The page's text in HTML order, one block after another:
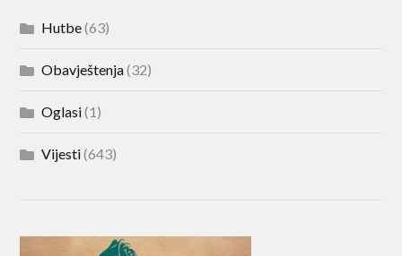
Hutbe(63)
Obavještenja(32)
Oglasi(1)
Vijesti(643)